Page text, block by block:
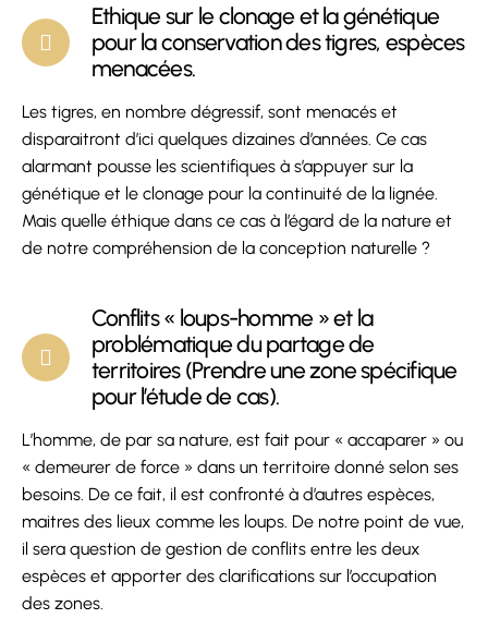
Ethique sur le clonage et la génétique
pour la conservation des tigres, espèces
menacées.
Les tigres, en nombre dégressif, sont menacés et
disparaitront d’ici quelques dizaines d’années. Ce cas
alarmant pousse les scientifiques à s’appuyer sur la
génétique et le clonage pour la continuité de la lignée.
Mais quelle éthique dans ce cas à l’égard de la nature et
de notre compréhension de la conception naturelle ?
Conflits « loups-homme » et la
problématique du partage de
territoires (Prendre une zone spécifique
pour l’étude de cas).
L’homme, de par sa nature, est fait pour « accaparer » ou
« demeurer de force » dans un territoire donné selon ses
besoins. De ce fait, il est confronté à d’autres espèces,
maitres des lieux comme les loups. De notre point de vue,
il sera question de gestion de conflits entre les deux
espèces et apporter des clarifications sur l’occupation
des zones.